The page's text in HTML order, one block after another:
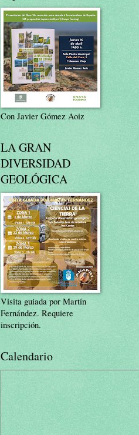
Con Javier Gómez Aoiz
LA GRAN
DIVERSIDAD
GEOLÓGICA
Visita guiada por Martín
Fernández. Requiere
inscripción.
Calendario